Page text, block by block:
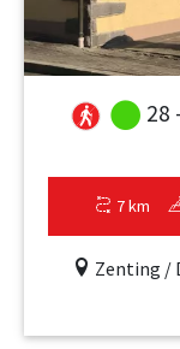
28
7 km
Zenting /